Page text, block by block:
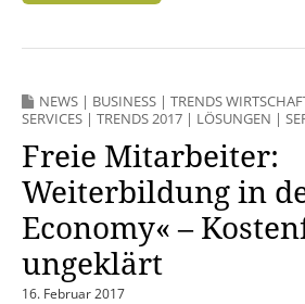
NEWS | BUSINESS | TRENDS
SERVICES | TRENDS 2017 | LÖSUNGEN |
Freie Mitarbeiter:
Weiterbildung in
Economy« –
ungeklärt
16. Februar 2017